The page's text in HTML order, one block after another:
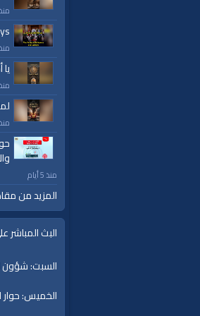
قنوات:
برامج الواقية
العلامات:قناة|
تلاوة
|التغيير |
منذ 3
منذ 3
منذ 4
منذ 5 أيام
المزيد من
البث المباشر
السبت: شؤون
الخميس: